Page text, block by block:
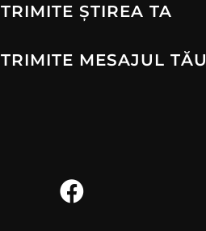
TRIMITE ȘTIREA TA
TRIMITE MESAJUL TĂU